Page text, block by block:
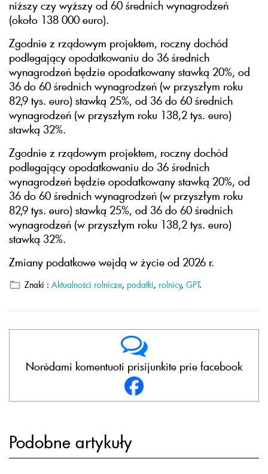
niższy czy wyższy od 60 średnich wynagrodzeń
(około 138 000 euro).
Zgodnie z rządowym projektem, roczny dochód
podlegający opodatkowaniu do 36 średnich
wynagrodzeń będzie opodatkowany stawką 20%, od
36 do 60 średnich wynagrodzeń (w przyszłym roku
82,9 tys. euro) stawką 25%, od 36 do 60 średnich
wynagrodzeń (w przyszłym roku 138,2 tys. euro)
stawką 32%.
Zgodnie z rządowym projektem, roczny dochód
podlegający opodatkowaniu do 36 średnich
wynagrodzeń będzie opodatkowany stawką 20%, od
36 do 60 średnich wynagrodzeń (w przyszłym roku
82,9 tys. euro) stawką 25%, od 36 do 60 średnich
wynagrodzeń (w przyszłym roku 138,2 tys. euro)
stawką 32%.
Zmiany podatkowe wejdą w życie od 2026 r.
Znaki : Aktualności rolnicze, podatki, rolnicy, GPT.
Norėdami komentuoti prisijunkite prie facebook
Podobne artykuły